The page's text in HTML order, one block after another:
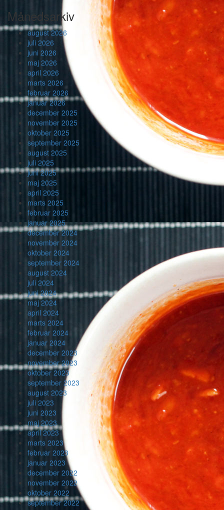
Månedsarkiv
august 2026
juli 2026
juni 2026
maj 2026
april 2026
marts 2026
februar 2026
januar 2026
december 2025
november 2025
oktober 2025
september 2025
august 2025
juli 2025
juni 2025
maj 2025
april 2025
marts 2025
februar 2025
januar 2025
december 2024
november 2024
oktober 2024
september 2024
august 2024
juli 2024
juni 2024
maj 2024
april 2024
marts 2024
februar 2024
januar 2024
december 2023
november 2023
oktober 2023
september 2023
august 2023
juli 2023
juni 2023
maj 2023
april 2023
marts 2023
februar 2023
januar 2023
december 2022
november 2022
oktober 2022
september 2022